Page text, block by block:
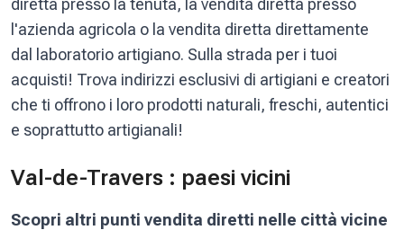
diretta presso la tenuta, la vendita diretta presso
l'azienda agricola o la vendita diretta direttamente
dal laboratorio artigiano. Sulla strada per i tuoi
acquisti! Trova indirizzi esclusivi di artigiani e creatori
che ti offrono i loro prodotti naturali, freschi, autentici
e soprattutto artigianali!
Val-de-Travers : paesi vicini
Scopri altri punti vendita diretti nelle città vicine